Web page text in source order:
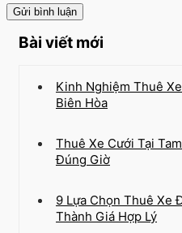
Bài viết mới
Kinh Nghiệm Thuê
Biên Hòa
Thuê Xe Cưới Tại
Đúng Giờ
9 Lựa Chọn Thuê Xe
Thành Giá Hợp Lý